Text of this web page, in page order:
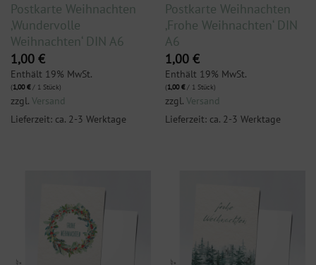
Postkarte Weihnachten
‚Wundervolle
Weihnachten‘ DIN A6
1,00 €
Enthält 19% MwSt.
(1,00€/ 1 Stück)
zzgl. Versand
Lieferzeit: ca. 2-3 Werktage
Postkarte Weihnachten
‚Frohe Weihnachten‘ DIN
A6
1,00 €
Enthält 19% MwSt.
(1,00€/ 1 Stück)
zzgl. Versand
Lieferzeit: ca. 2-3 Werktage